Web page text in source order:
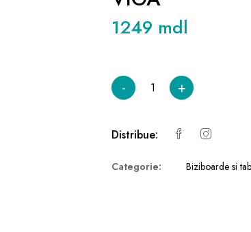
1249 mdl
- +
Distribue:
Categorie: Biziboarde si